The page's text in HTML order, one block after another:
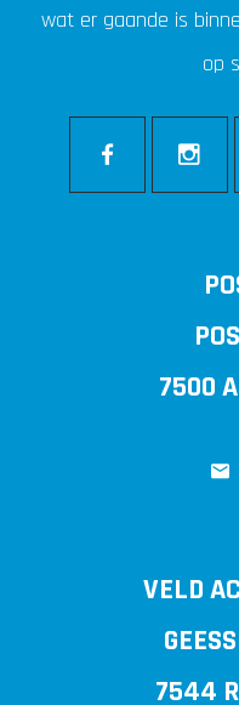
wat er gaande is
op
7500
VELD
7544